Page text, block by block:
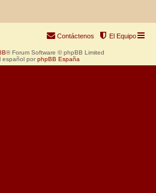
El Equipo
Contáctenos
® Forum Software © phpBB Limited
español por phpBB España